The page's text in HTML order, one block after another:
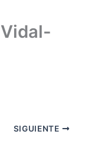
SIGUIENTE